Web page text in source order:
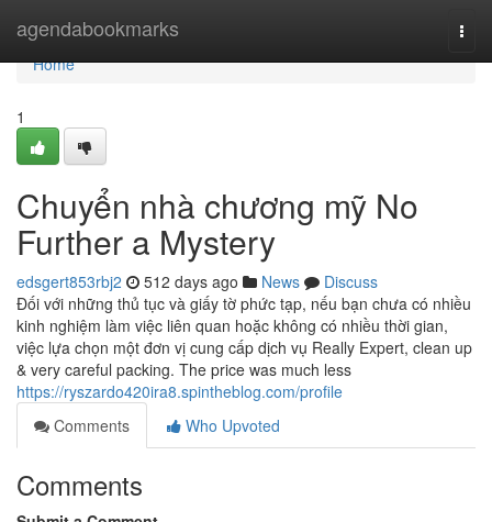
agendabookmarks
Home
Home
1
Chuyển nhà chương mỹ No
Further a Mystery
edsgert853rbj2 512 days ago News
Discuss
Đối với những thủ tục và giấy tờ phức tạp, nếu bạn chưa có nhiều
kinh nghiệm làm việc liên quan hoặc không có nhiều thời gian,
việc lựa chọn một đơn vị cung cấp dịch vụ Really Expert, clean up
& very careful packing. The price was much less
https://ryszardo420ira8.spintheblog.com/profile
Comments
Who Upvoted
Comments